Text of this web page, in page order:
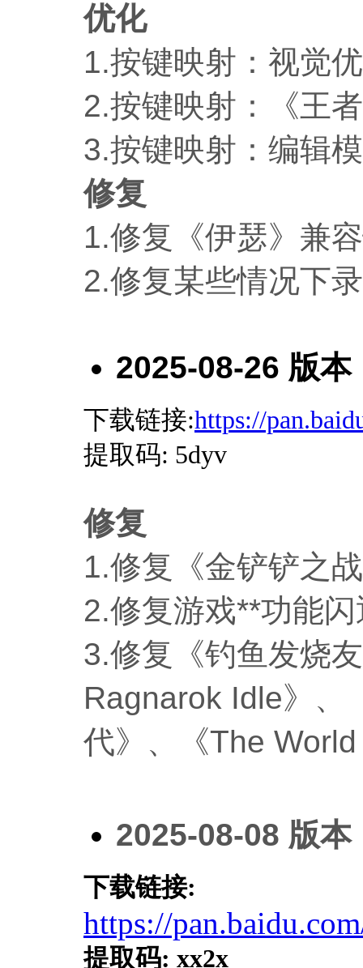
优化
1.按键映射：视觉
2.按键映射：《王
3.按键映射：编辑
修复
1.修复《伊瑟》兼
2.修复某些情况下
2025-08-26 版本
下载链接:https://
提取码: 5dyv
修复
1.修复《金铲铲之
2.修复游戏**功能
3.修复《钓鱼发烧友
Ragnarok Idle》、
代》、《The
2025-08-08 版本
下载链接:
https://
提取码: xx2x